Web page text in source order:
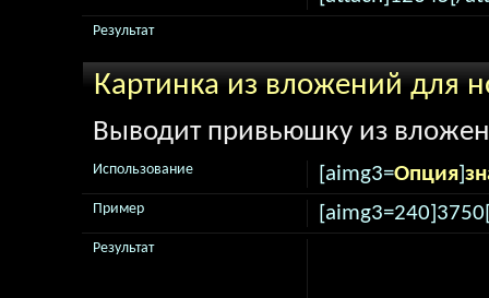
Результат
Картинка из вложений для
Выводит привьюшку из
[aimg3=Опция]
Использование
Пример
Результат